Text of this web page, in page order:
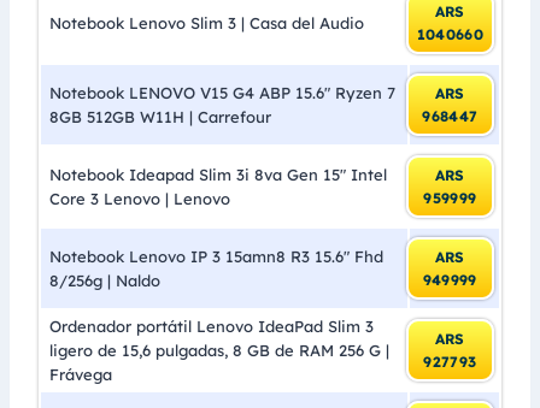
Notebook Lenovo Slim 3 | Casa del Audio
ARS
1040660
Notebook LENOVO V15 G4 ABP 15.6″ Ryzen 7
8GB 512GB W11H | Carrefour
ARS
968447
Notebook Ideapad Slim 3i 8va Gen 15″ Intel
Core 3 Lenovo | Lenovo
ARS
959999
Notebook Lenovo IP 3 15amn8 R3 15.6″ Fhd
8/256g | Naldo
ARS
949999
Ordenador portátil Lenovo IdeaPad Slim 3
ligero de 15,6 pulgadas, 8 GB de RAM 256 G |
Frávega
ARS
927793